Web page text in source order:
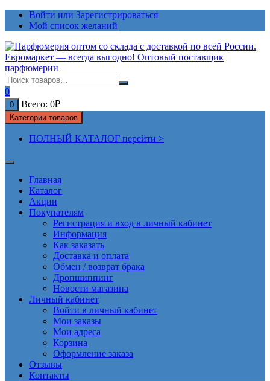
ПерейтиВойти или Зарегистрироваться
Мой список желаний
0
0 Всего: 0₽
Категории товаров
ПОЛНЫЙ КАТАЛОГ перейти >
Главная
Каталог
Акции
Покупателям
Регистрация и вход в личный кабинет
Информация
Как заказать
Доставка и оплата
Обмен / возврат брака
Дропшиппинг
Новости магазина
Личный кабинет
Войти в личный кабинет
Мои заказы
Мои адреса
Корзина
Оформление заказа
Отзывы
Контакты